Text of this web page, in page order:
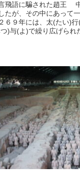
飛語に騙された趙王
たが、その中にあって
６９年には、太(たい)
)与(よ)で繰り広げられ